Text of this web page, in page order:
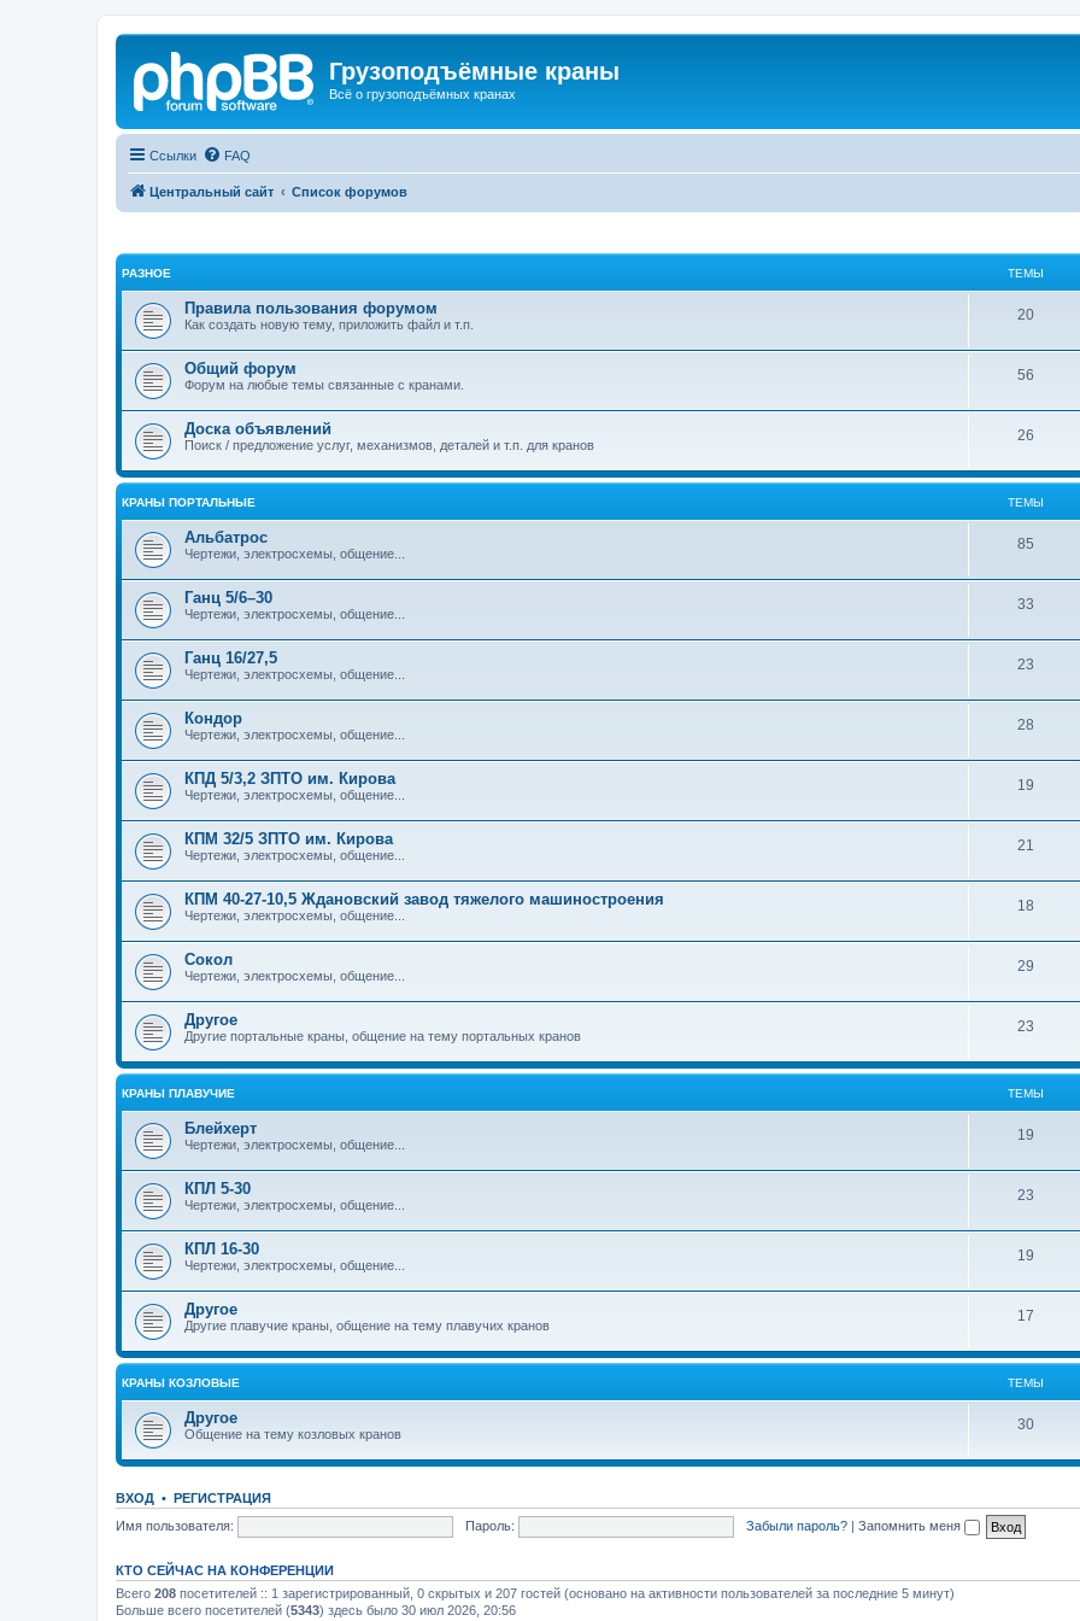
Грузоподъёмные краны
Всё о грузоподъёмных кранах
Ссылки FAQ
Центральный сайт Список форумов
РАЗНОЕ ТЕМЫ
Правила пользования форумом
Как создать новую тему, приложить файл и т.п.
20
Общий форум
Форум на любые темы связанные с кранами.
56
Доска объявлений
Поиск / предложение услуг, механизмов, деталей и т.п. для кранов
26
КРАНЫ ПОРТАЛЬНЫЕ ТЕМЫ
Альбатрос
Чертежи, электросхемы, общение...
85
Ганц 5/6–30
Чертежи, электросхемы, общение...
33
Ганц 16/27,5
Чертежи, электросхемы, общение...
23
Кондор
Чертежи, электросхемы, общение...
28
КПД 5/3,2 ЗПТО им. Кирова
Чертежи, электросхемы, общение...
19
КПМ 32/5 ЗПТО им. Кирова
Чертежи, электросхемы, общение...
21
КПМ 40-27-10,5 Ждановский завод тяжелого машиностроения
Чертежи, электросхемы, общение...
18
Сокол
Чертежи, электросхемы, общение...
29
Другое
Другие портальные краны, общение на тему портальных кранов
23
КРАНЫ ПЛАВУЧИЕ ТЕМЫ
Блейхерт
Чертежи, электросхемы, общение...
19
КПЛ 5-30
Чертежи, электросхемы, общение...
23
КПЛ 16-30
Чертежи, электросхемы, общение...
19
Другое
Другие плавучие краны, общение на тему плавучих кранов
17
КРАНЫ КОЗЛОВЫЕ ТЕМЫ
Другое
Общение на тему козловых кранов
30
ВХОД • РЕГИСТРАЦИЯ
Имя пользователя:
Пароль: Забыли пароль? | Запомнить меня
КТО СЕЙЧАС НА КОНФЕРЕНЦИИ
Всего 208 посетителей :: 1 зарегистрированный, 0 скрытых и 207 гостей (основано на активности пользователей за последние 5 минут)
Больше всего посетителей (5343) здесь было 30 июл 2026, 20:56